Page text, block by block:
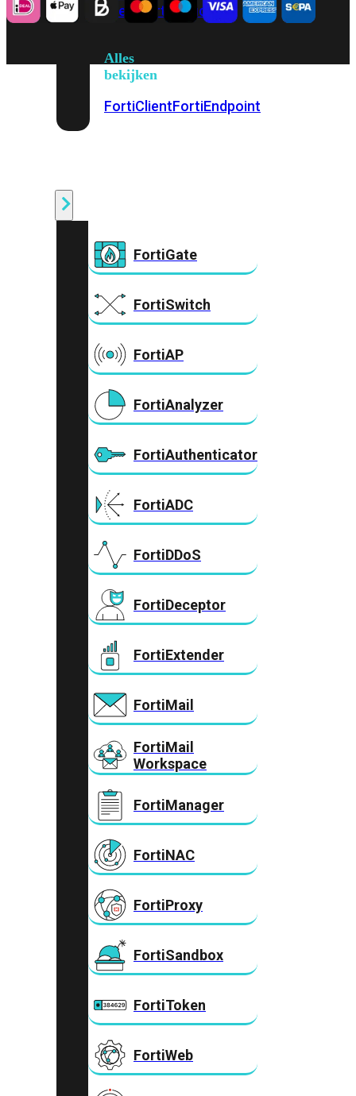
PremFortiCloud
Alles
bekijken
FortiClientFortiEndpoint
FortiGate
FortiSwitch
FortiAP
FortiAnalyzer
FortiAuthenticator
FortiADC
FortiDDoS
FortiDeceptor
FortiExtender
FortiMail
FortiMail
Workspace
FortiManager
FortiNAC
FortiProxy
FortiSandbox
FortiToken
FortiWeb